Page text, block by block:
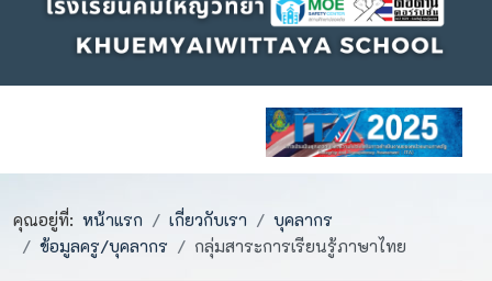
คุณอยู่ที่: หน้าแรก เกี่ยวกับเรา
บุคลากร
ข้อมูลครู/บุคลากร
กลุ่มสาระการเรียนรู้ภาษาไทย